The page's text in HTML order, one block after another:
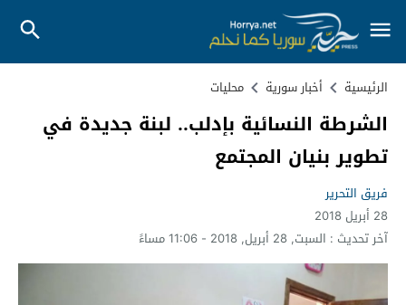
الرئيسية أخبار سورية محليات
الشرطة النسائية بإدلب.. لبنة جديدة في
تطوير بنيان المجتمع
فريق التحرير
28 أبريل 2018
آخر تحديث : السبت, 28 أبريل, 2018 - 11:06 مساءً